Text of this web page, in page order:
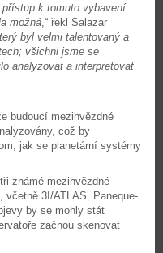
k tomuto vybavení
možná ,“ řekl Salazar
byl velmi talentovaný a
všichni jsme se
analyzovat a interpretovat
budoucí mezihvězdné
což by
jak se planetární systémy
známé mezihvězdné
3I/ATLAS. Paneque-
by se mohly stát
začnou skenovat